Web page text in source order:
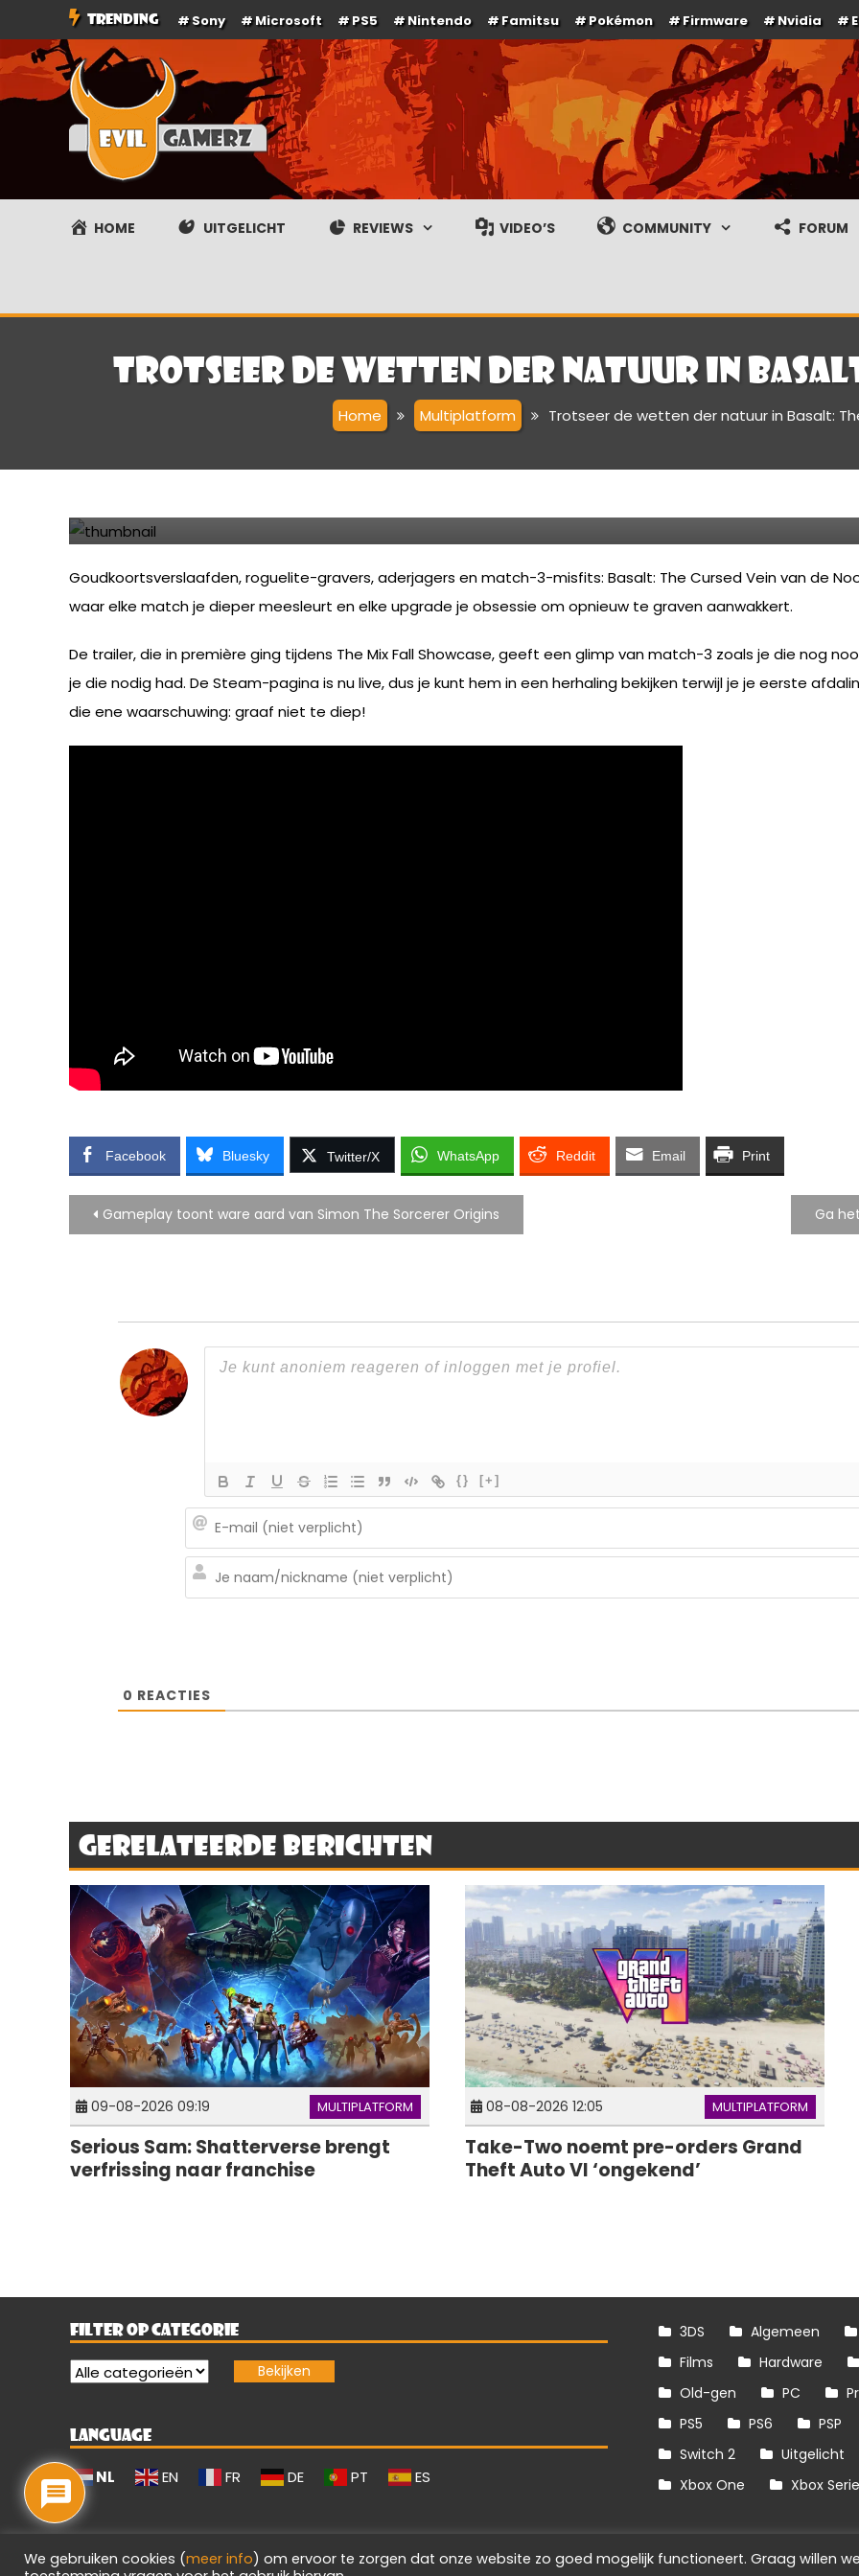
naar
de
TRENDING Sony Microsoft PS5 Nintendo Famitsu Pokémon Firmware Nvidia
Evilgamerz
Het meest interessante game nieuws, reviews, coverage en gameplay streams
HOME UITGELICHT REVIEWS VIDEO’S COMMUNITY FORUM
Trotseer de wetten der natuur in
Home Multiplatform Trotseer de wetten der natuur in Basalt:
Goudkoortsverslaafden, roguelite-gravers, aderjagers en match-3-misfits: Basalt: The Cursed Vein van de
waar elke match je dieper meesleurt en elke upgrade je obsessie om opnieuw te graven aanwakkert.
De trailer, die in première ging tijdens The Mix Fall Showcase, geeft een glimp van match-3 zoals je die nog
je die nodig had. De Steam-pagina is nu live, dus je kunt hem in een herhaling bekijken terwijl je je eerste
die ene waarschuwing: graaf niet te diep!
Facebook Bluesky Twitter/X WhatsApp Reddit Email Print
Bericht
Gameplay toont ware aard van Simon The Sorcerer Origins Ga
{} [+]
0 REACTIES
Gerelateerde berichten
09-08-2026 09:19 MULTIPLATFORM
Serious Sam: Shatterverse brengt
verfrissing naar franchise
08-08-2026 12:05 MULTIPLATFORM
Take-Two noemt pre-orders Grand
Theft Auto VI ‘ongekend’
FILTER OP CATEGORIE
LANGUAGE
NL EN FR DE PT ES
3DS Algemeen
Films
Hardware
Old-gen
PC
PS5
PS6 PSP
Switch 2
Uitgelicht
Xbox One
Xbox
We gebruiken cookies (meer info) om ervoor te zorgen dat onze website zo goed mogelijk functioneert. Graag willen